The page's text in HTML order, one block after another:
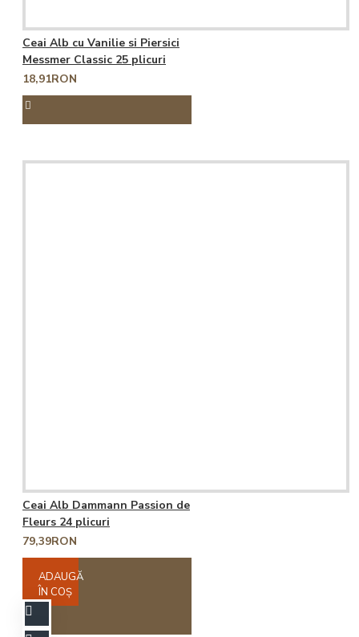
Ceai Alb cu Vanilie si Piersici
Messmer Classic 25 plicuri
18,91RON
Ceai Alb Dammann Passion de
Fleurs 24 plicuri
79,39RON
ADAUGĂ
ÎN COŞ